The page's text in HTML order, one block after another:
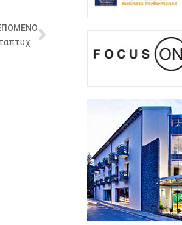
Με μεγάλη συμμετοχή πραγματοποιήθηκε το τρίτο Μεταπτυχιακό Σεμινάριο με θέμα «Η ορθολογική διαχείριση των αντιβιοτικών στο νοσοκομείο» που διοργάνωσε ο ΙΣΑ, υπό την αιγίδα του ΕΚΠΑ